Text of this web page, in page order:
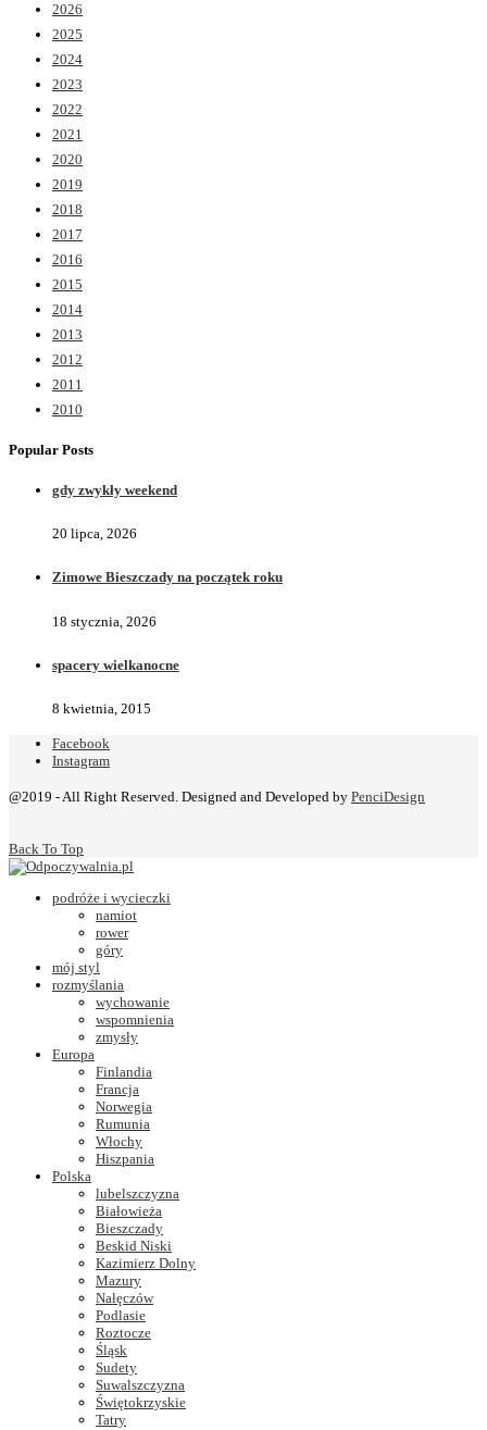
2026
2025
2024
2023
2022
2021
2020
2019
2018
2017
2016
2015
2014
2013
2012
2011
2010
Popular Posts
gdy zwykły weekend
20 lipca, 2026
Zimowe Bieszczady na początek roku
18 stycznia, 2026
spacery wielkanocne
8 kwietnia, 2015
Facebook
Instagram
@2019 - All Right Reserved. Designed and Developed by PenciDesign
Back To Top
podróże i wycieczki
namiot
rower
góry
mój styl
rozmyślania
wychowanie
wspomnienia
zmysły
Europa
Finlandia
Francja
Norwegia
Rumunia
Włochy
Hiszpania
Polska
lubelszczyzna
Białowieża
Bieszczady
Beskid Niski
Kazimierz Dolny
Mazury
Nałęczów
Podlasie
Roztocze
Śląsk
Sudety
Suwalszczyzna
Świętokrzyskie
Tatry